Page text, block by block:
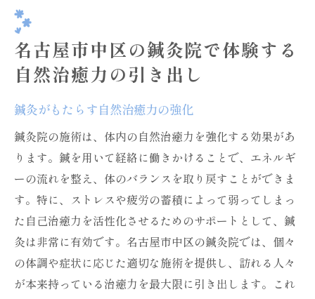
名古屋市中区の鍼灸院で体験する
自然治癒力の引き出し
鍼灸がもたらす自然治癒力の強化
鍼灸院の施術は、体内の自然治癒力を強化する効果があ
ります。鍼を用いて経絡に働きかけることで、エネルギ
ーの流れを整え、体のバランスを取り戻すことができま
す。特に、ストレスや疲労の蓄積によって弱ってしまっ
た自己治癒力を活性化させるためのサポートとして、鍼
灸は非常に有効です。名古屋市中区の鍼灸院では、個々
の体調や症状に応じた適切な施術を提供し、訪れる人々
が本来持っている治癒力を最大限に引き出します。これ